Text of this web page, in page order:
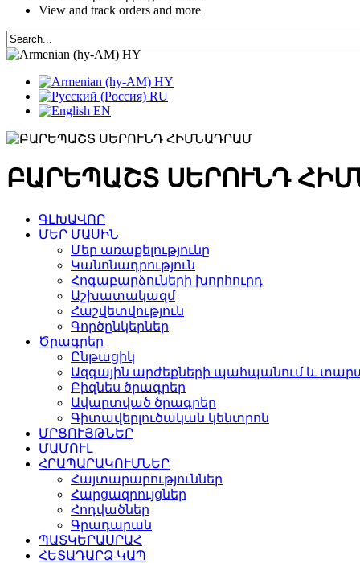
View and track orders and more
HY
HY
RU
EN
ԲԱՐԵՊԱՇՏ ՍԵՐՈՒՆԴ
ԳԼԽԱՎՈՐ
ՄԵՐ ՄԱՍԻՆ
Մեր առաքելությունը
Կանոնադրություն
Հոգաբարձուների խորհուրդ
Աշխատակազմ
Հաշվետվություն
Գործընկերներ
Ծրագրեր
Ընթացիկ
Ազգային արժեքների պահպանում և
Բիզնես ծրագրեր
Ավարտված ծրագրեր
Գիտավերլուծական կենտրոն
ՄՐՑՈՒՅԹՆԵՐ
ՄԱՄՈՒԼ
ՀՐԱՊԱՐԱԿՈՒՄՆԵՐ
Հայտարարություններ
Հարցազրույցներ
Հոդվածներ
Գրադարան
ՊԱՏԿԵՐԱՍՐԱՀ
ՀԵՏԱԴԱՐՁ ԿԱՊ